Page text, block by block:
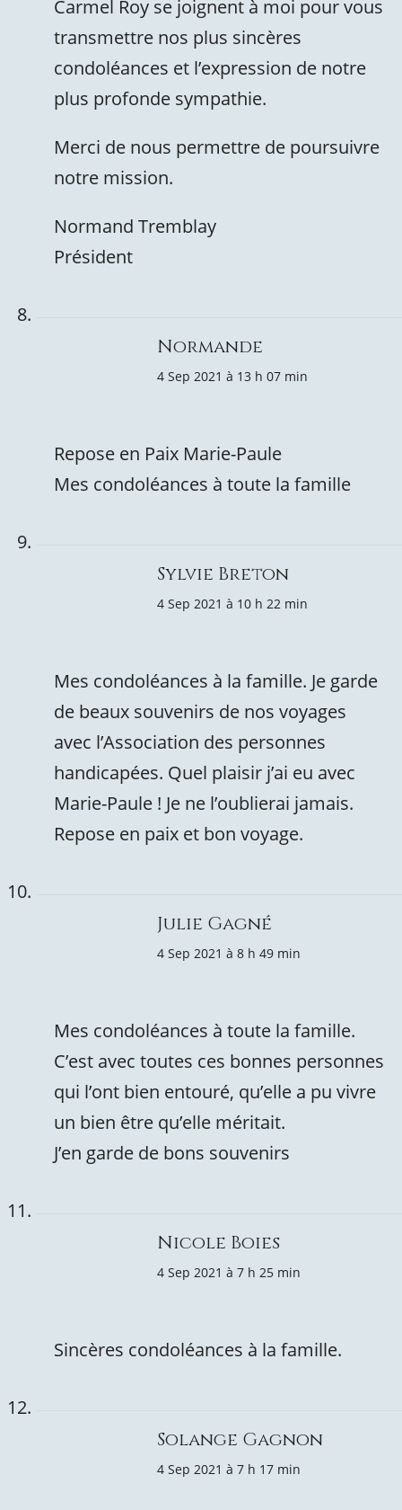
Carmel Roy se joignent à moi pour vous
transmettre nos plus sincères
condoléances et l’expression de notre
plus profonde sympathie.
Merci de nous permettre de poursuivre
notre mission.
Normand Tremblay
Président
Normande
4 Sep 2021 à 13 h 07 min
Repose en Paix Marie-Paule
Mes condoléances à toute la famille
Sylvie Breton
4 Sep 2021 à 10 h 22 min
Mes condoléances à la famille. Je garde
de beaux souvenirs de nos voyages
avec l’Association des personnes
handicapées. Quel plaisir j’ai eu avec
Marie-Paule ! Je ne l’oublierai jamais.
Repose en paix et bon voyage.
Julie Gagné
4 Sep 2021 à 8 h 49 min
Mes condoléances à toute la famille.
C’est avec toutes ces bonnes personnes
qui l’ont bien entouré, qu’elle a pu vivre
un bien être qu’elle méritait.
J’en garde de bons souvenirs
Nicole Boies
4 Sep 2021 à 7 h 25 min
Sincères condoléances à la famille.
Solange Gagnon
4 Sep 2021 à 7 h 17 min